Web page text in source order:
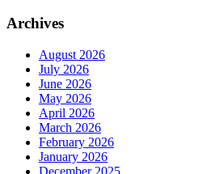
Archives
August 2026
July 2026
June 2026
May 2026
April 2026
March 2026
February 2026
January 2026
December 2025